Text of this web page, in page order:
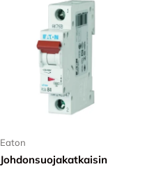
Eaton
Johdonsuojakatkaisin